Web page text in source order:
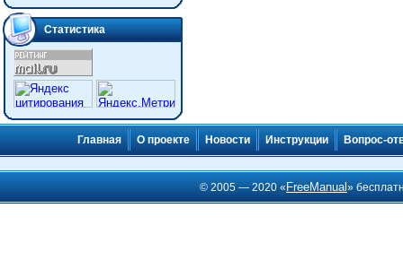
Статистика
Главная О проекте Новости Инструкции Вопрос-
© 2005 — 2020 « FreeManual»